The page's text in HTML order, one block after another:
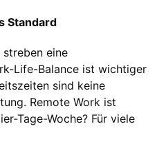
Standard
eine
Life-Balance ist wichtiger
sind keine
Remote Work ist
Tage-Woche? Für viele